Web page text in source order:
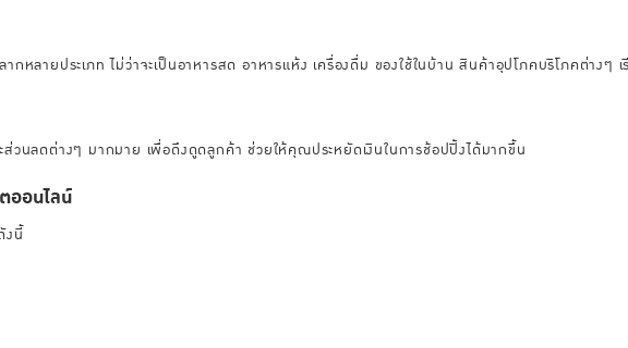
ากหลายประเภท ไม่ว่าจะเป็นอาหารสด อาหารแห้ง เครื่องดื่ม ของใช้ในบ้าน สินค้าอุปโภคบริโภคต่างๆ
ส่วนลดต่างๆ มากมาย เพื่อดึงดูดลูกค้า ช่วยให้คุณประหยัดเงินในการช้อปปิ้งได้มากขึ้น
ออนไลน์
งนี้